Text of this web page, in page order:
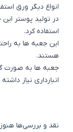
انواع دیگر ورق
در تولید پوستر
استفاده کرد.
این جعبه‌ ها به
هستند.
جعبه‌ ها به صورت
انبارداری نیاز
نقد و بررسی‌ها